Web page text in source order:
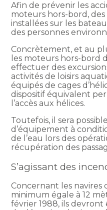
Afin de prévenir les
moteurs hors-bord,
installées sur les
des personnes
Concrètement, et au
les moteurs hors-bord
effectuer des
activités de loisirs
équipés de cages
dispositif équivalent
l’accès aux hélices.
Toutefois, il sera
d’équipement à
de l’eau lors des
récupération des
S’agissant des
Concernant les
minimum égale à 12
février 1988, ils